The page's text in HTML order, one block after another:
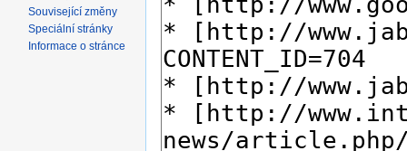
Související změny
Speciální stránky
Informace o stránce